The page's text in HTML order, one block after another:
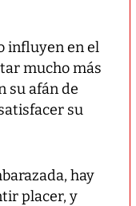
influyen en el
mucho más
su afán de
su
hay
placer, y